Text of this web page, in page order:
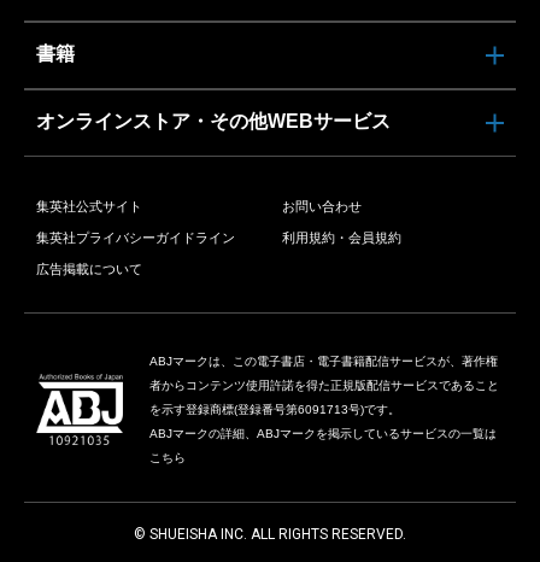
書籍
オンラインストア・その他WEBサービス
集英社公式サイト お問い合わせ
集英社プライバシーガイドライン 利用規約・会員規約
広告掲載について
ABJマークは、この電子書店・電子書籍配信サービスが、著作権
者からコンテンツ使用許諾を得た正規版配信サービスであること
を示す登録商標(登録番号第6091713号)です。
ABJマークの詳細、ABJマークを掲示しているサービスの一覧は
こちら
© SHUEISHA INC. ALL RIGHTS RESERVED.